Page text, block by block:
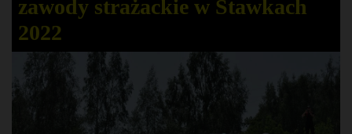
zawody strażackie w Stawkach
2022